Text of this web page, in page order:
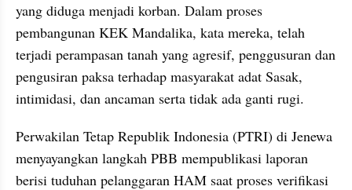
yang diduga menjadi korban. Dalam proses
pembangunan KEK Mandalika, kata mereka, telah
terjadi perampasan tanah yang agresif, penggusuran dan
pengusiran paksa terhadap masyarakat adat Sasak,
intimidasi, dan ancaman serta tidak ada ganti rugi.
Perwakilan Tetap Republik Indonesia (PTRI) di Jenewa
menyayangkan langkah PBB mempublikasi laporan
berisi tuduhan pelanggaran HAM saat proses verifikasi